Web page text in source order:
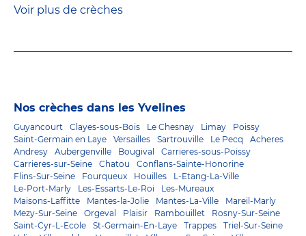
Voir plus de crèches
Nos crèches dans les Yvelines
Guyancourt Clayes-sous-Bois Le Chesnay Limay
Poissy
Saint-Germain en Laye
Versailles Sartrouville Le Pecq
Acheres
Andresy
Aubergenville Bougival
Carrieres-sous-Poissy
Carrieres-sur-Seine
Chatou
Conflans-Sainte-Honorine
Flins-Sur-Seine
Fourqueux Houilles
L-Etang-La-Ville
Le-Port-Marly
Les-Essarts-Le-Roi
Les-Mureaux
Maisons-Laffitte
Mantes-la-Jolie Mantes-La-Ville
Mareil-Marly
Mezy-Sur-Seine
Orgeval Plaisir Rambouillet
Rosny-Sur-Seine
Saint-Cyr-L-Ecole
St-Germain-En-Laye Trappes
Triel-Sur-Seine